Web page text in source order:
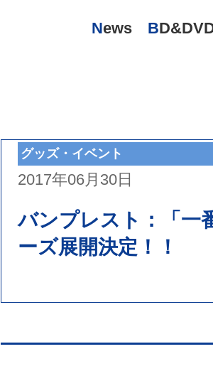
News
グッズ・イベント
2017年06月30日
バンプレスト：「一
ーズ展開決定！！